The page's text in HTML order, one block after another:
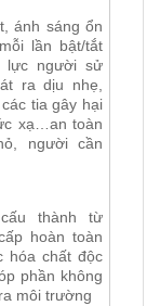
ánh sáng ổn
lần bật/tắt
lực người sử
ra dịu nhẹ,
tia gây hại
xạ…an toàn
người cần
thành từ
hoàn toàn
hóa chất độc
phần không
môi trường